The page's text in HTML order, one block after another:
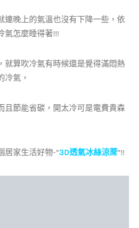
連晚上的氣溫也沒有下降一些，依
氣怎麼睡得著!!!
就算吹冷氣有時候還是覺得滿悶熱
冷氣，
且節能省碳，開太冷可是電費貴森
居家生活好物-“3D透氣冰絲涼蓆“!!